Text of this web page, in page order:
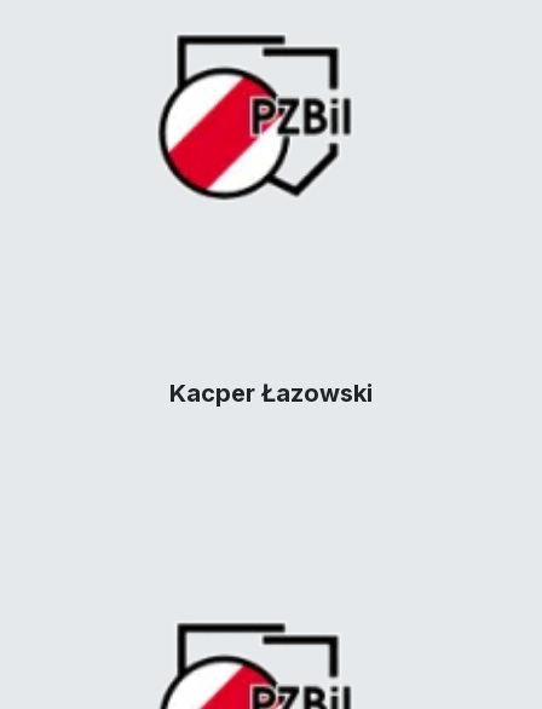
Kacper Łazowski